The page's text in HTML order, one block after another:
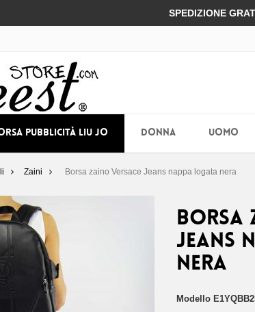
SPEDIZIONE
PUBBLICITÀ LIU JO DONNA UOMO
Zaini Borsa zaino Versace Jeans nappa logata nera
Borsa
Jeans
nera
Modello